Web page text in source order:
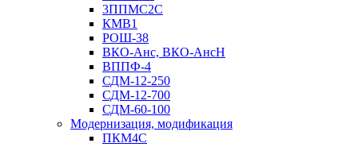
3ППМС2С
КМВ1
РОШ-38
ВКО-Анс, ВКО-АнсН
ВППФ-4
СДМ-12-250
СДМ-12-700
СДМ-60-100
Модернизация, модификация
ПКМ4С